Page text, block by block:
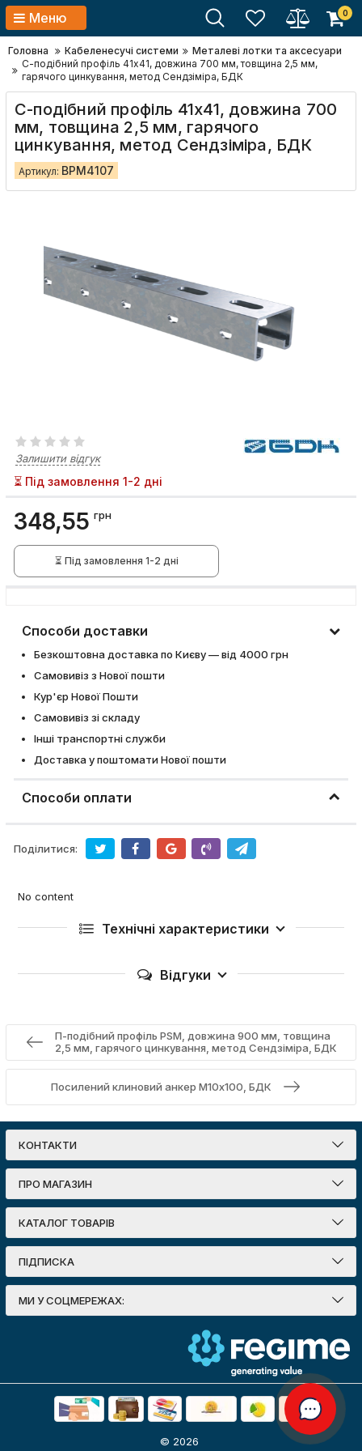
Меню 0
Головна Кабеленесучі системи
Металеві лотки та аксесуари
С-подібний профіль 41х41, довжина 700 мм, товщина 2,5 мм,
гарячого цинкування, метод Сендзіміра, БДК
С-подібний профіль 41х41, довжина 700
мм, товщина 2,5 мм, гарячого
цинкування, метод Сендзіміра, БДК
Артикул: BPM4107
Залишити відгук
⏳ Під замовлення 1-2 дні
348,55 грн
⏳ Під замовлення 1-2 дні
Способи доставки
Безкоштовна доставка по Києву — від 4000 грн
Самовивіз з Нової пошти
Кур'єр Нової Пошти
Самовивіз зі складу
Інші транспортні служби
Доставка у поштомати Нової пошти
Способи оплати
Поділитися:
No content
Технічні характеристики
Відгуки
П-подібний профіль PSM, довжина 900 мм, товщина
2,5 мм, гарячого цинкування, метод Сендзіміра, БДК
Посилений клиновий анкер М10х100, БДК
КОНТАКТИ
ПРО МАГАЗИН
КАТАЛОГ ТОВАРІВ
ПІДПИСКА
МИ У СОЦМЕРЕЖАХ:
© 2026